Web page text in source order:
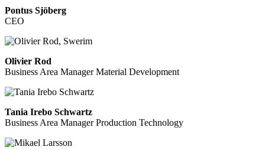
Pontus Sjöberg
CEO
Olivier Rod
Business Area Manager Material Development
Tania Irebo Schwartz
Business Area Manager Production Technology